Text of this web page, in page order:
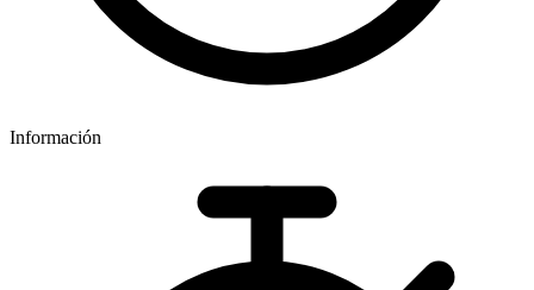
Información